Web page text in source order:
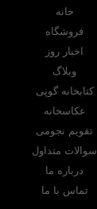
خانه
فروشگاه
اخبار روز
وبلاگ
کتابخانه گوپی
عکاسخانه
تقویم نجومی
سوالات متداول
درباره ما
تماس با ما